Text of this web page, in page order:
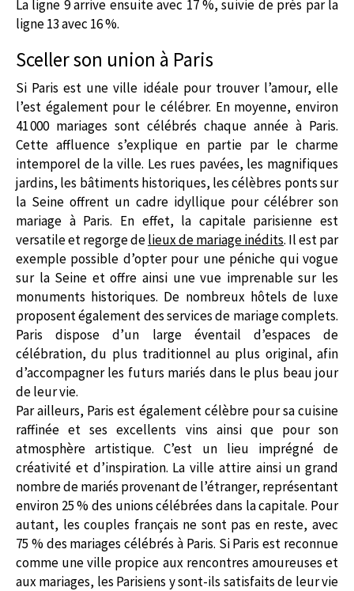
La ligne 9 arrive ensuite avec 17 %, suivie de près par la
ligne 13 avec 16 %.
Sceller son union à Paris
Si Paris est une ville idéale pour trouver l’amour, elle
l’est également pour le célébrer. En moyenne, environ
41 000 mariages sont célébrés chaque année à Paris.
Cette affluence s’explique en partie par le charme
intemporel de la ville. Les rues pavées, les magnifiques
jardins, les bâtiments historiques, les célèbres ponts sur
la Seine offrent un cadre idyllique pour célébrer son
mariage à Paris. En effet, la capitale parisienne est
versatile et regorge delieux de mariage inédits. Il est par
exemple possible d’opter pour une péniche qui vogue
sur la Seine et offre ainsi une vue imprenable sur les
monuments historiques. De nombreux hôtels de luxe
proposent également des services de mariage complets.
Paris dispose d’un large éventail d’espaces de
célébration, du plus traditionnel au plus original, afin
d’accompagner les futurs mariés dans le plus beau jour
de leur vie.
Par ailleurs, Paris est également célèbre pour sa cuisine
raffinée et ses excellents vins ainsi que pour son
atmosphère artistique. C’est un lieu imprégné de
créativité et d’inspiration. La ville attire ainsi un grand
nombre de mariés provenant de l’étranger, représentant
environ 25 % des unions célébrées dans la capitale. Pour
autant, les couples français ne sont pas en reste, avec
75 % des mariages célébrés à Paris. Si Paris est reconnue
comme une ville propice aux rencontres amoureuses et
aux mariages, les Parisiens y sont-ils satisfaits de leur vie